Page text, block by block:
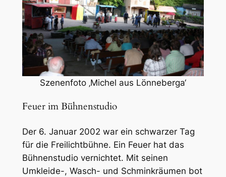
Szenenfoto ‚Michel aus Lönneberga‘
Feuer im Bühnenstudio
Der 6. Januar 2002 war ein schwarzer Tag
für die Freilichtbühne. Ein Feuer hat das
Bühnenstudio vernichtet. Mit seinen
Umkleide-, Wasch- und Schminkräumen bot